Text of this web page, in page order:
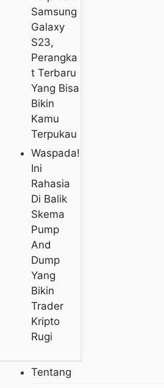
Samsung
Galaxy
S23,
Perangka
T Terbaru
Yang Bisa
Bikin
Kamu
Terpukau
Waspada!
Ini
Rahasia
Di Balik
Skema
Pump
And
Dump
Yang
Bikin
Trader
Kripto
Rugi
Tentang